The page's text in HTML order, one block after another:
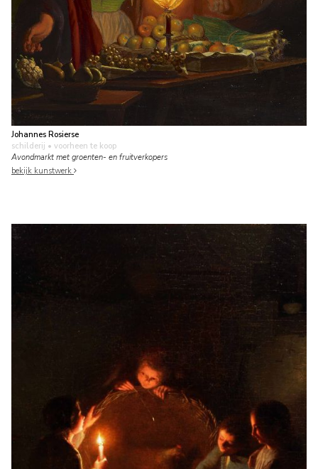
Johannes Rosierse
schilderij • voorheen te koop
Avondmarkt met groenten- en fruitverkopers
bekijk kunstwerk